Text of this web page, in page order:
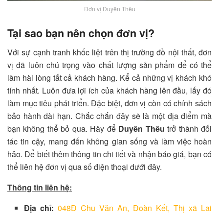
Đơn vị Duyên Thêu
Tại sao bạn nên chọn đơn vị?
Với sự cạnh tranh khốc liệt trên thị trường đồ nội thất, đơn
vị đã luôn chú trọng vào chất lượng sản phẩm để có thể
làm hài lòng tất cả khách hàng. Kể cả những vị khách khó
tính nhất. Luôn đưa lợi ích của khách hàng lên đầu, lấy đó
làm mục tiêu phát triển. Đặc biệt, đơn vị còn có chính sách
bảo hành dài hạn. Chắc chắn đây sẽ là một địa điểm mà
bạn không thể bỏ qua. Hãy để Duyên Thêu trở thành đối
tác tin cậy, mang đến không gian sống và làm việc hoàn
hảo. Để biết thêm thông tin chi tiết và nhận báo giá, bạn có
thể liên hệ đơn vị qua số điện thoại dưới đây.
Thông tin liên hệ:
Địa chỉ:048Đ Chu Văn An, Đoàn Kết, Thị xã Lai